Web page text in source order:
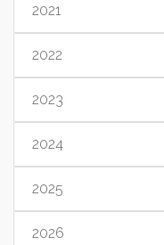
2021
2022
2023
2024
2025
2026